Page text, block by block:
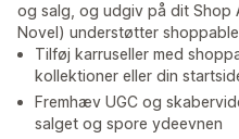
og salg, og udgiv på dit Shop
Novel) understøtter
Tilføj karruseller med
kollektioner eller din
Fremhæv UGC og
salget og spore ydeevnen